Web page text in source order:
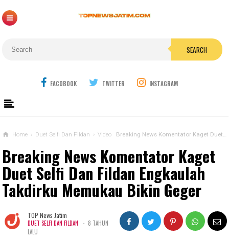
SEARCH
FACOBOOK TWITTER INSTAGRAM
Home › Duet Selfi Dan Fildan › Video Breaking News Komentator Kaget Duet Selfi Dan Fildan Engkaulah Takdirku Memukau Bikin Geger
Breaking News Komentator Kaget
Duet Selfi Dan Fildan Engkaulah
Takdirku Memukau Bikin Geger
TOP News Jatim
DUET SELFI DAN FILDAN - 8 TAHUN
LALU